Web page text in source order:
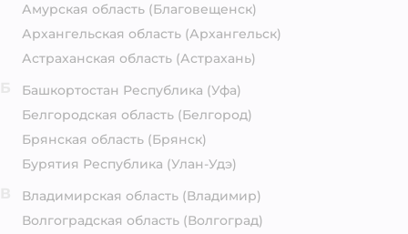
Амурская область (Благовещенск)
Архангельская область (Архангельск)
Астраханская область (Астрахань)
Башкортостан Республика (Уфа)
Белгородская область (Белгород)
Брянская область (Брянск)
Бурятия Республика (Улан-Удэ)
Владимирская область (Владимир)
Волгоградская область (Волгоград)